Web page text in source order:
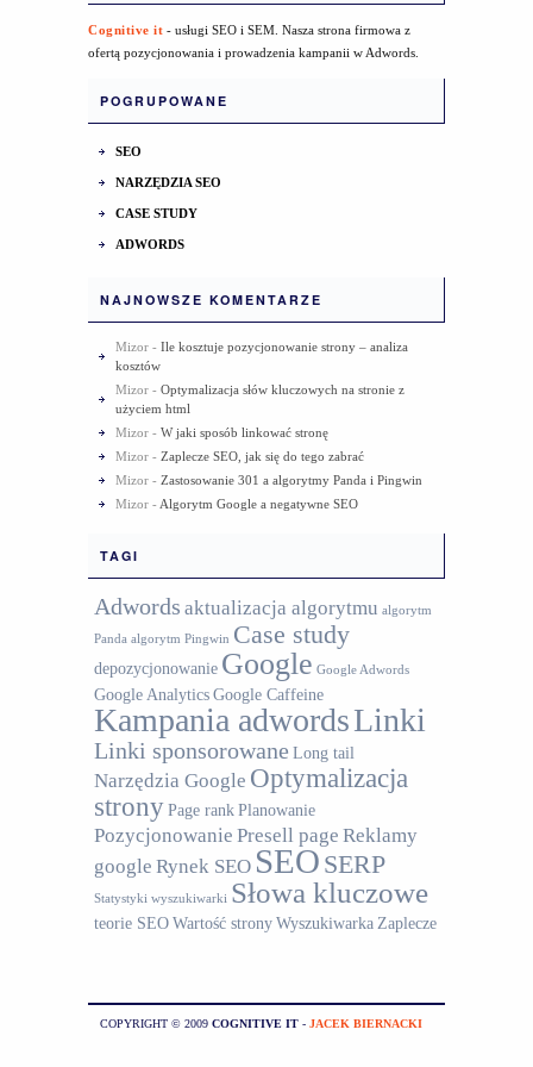
Cognitive it - usługi SEO i SEM. Nasza strona firmowa z
ofertą pozycjonowania i prowadzenia kampanii w Adwords.
POGRUPOWANE
SEO
NARZĘDZIA SEO
CASE STUDY
ADWORDS
NAJNOWSZE KOMENTARZE
Mizor - Ile kosztuje pozycjonowanie strony – analiza
kosztów
Mizor - Optymalizacja słów kluczowych na stronie z
użyciem html
Mizor - W jaki sposób linkować stronę
Mizor - Zaplecze SEO, jak się do tego zabrać
Mizor - Zastosowanie 301 a algorytmy Panda i Pingwin
Mizor - Algorytm Google a negatywne SEO
TAGI
Adwords aktualizacja algorytmu algorytm
Panda algorytm Pingwin Case study
depozycjonowanie Google Google Adwords
Google AnalyticsGoogle Caffeine
Kampania adwordsLinki
Linki sponsorowane Long tail
Narzędzia Google Optymalizacja
stronyPage rankPlanowanie
Pozycjonowanie Presell page Reklamy
google Rynek SEO SEO SERP
Statystyki wyszukiwarki Słowa kluczowe
teorie SEOWartość stronyWyszukiwarka Zaplecze
COPYRIGHT © 2009 COGNITIVE IT - JACEK BIERNACKI